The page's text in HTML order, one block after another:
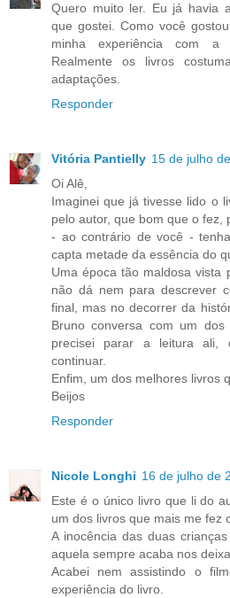
Quero muito ler. Eu já havia
que gostei. Como você
minha experiência com a
Realmente os livros
adaptações.
Responder
Vitória Pantielly 15 de julho
Oi Alê,
Imaginei que já tivesse lido o
pelo autor, que bom que o fez,
- ao contrário de você -
capta metade da essência do
Uma época tão maldosa vista
não dá nem para descrever
final, mas no decorrer da
Bruno conversa com um
precisei parar a leitura ali,
continuar.
Enfim, um dos melhores livros
Beijos
Responder
Nicole Longhi 16 de julho de
Este é o único livro que li do
um dos livros que mais me fez
A inocência das duas
aquela sempre acaba nos
Acabei nem assistindo o
experiência do livro.